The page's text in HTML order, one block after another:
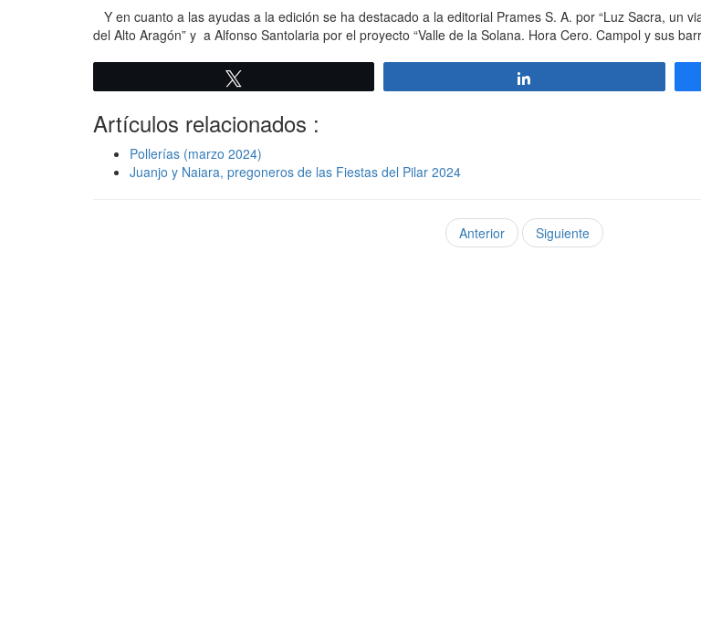
Y en cuanto a las ayudas a la edición se ha destacado a la editorial Prames S. A. por “Luz Sacra, un
del Alto Aragón” y a Alfonso Santolaria por el proyecto “Valle de la Solana. Hora Cero. Campol y sus
Artículos relacionados :
Pollerías (marzo 2024)
Juanjo y Naiara, pregoneros de las Fiestas del Pilar 2024
Anterior Siguiente